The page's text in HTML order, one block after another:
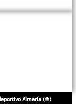
Almería ⟨©⟩